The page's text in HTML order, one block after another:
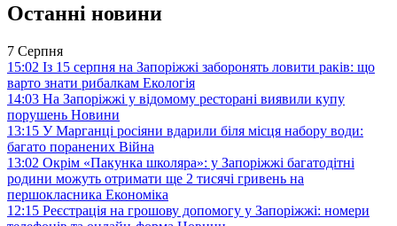
Останні новини
7 Серпня
15:02 Із 15 серпня на Запоріжжі заборонять ловити раків: що
варто знати рибалкам Екологія
14:03 На Запоріжжі у відомому ресторані виявили купу
порушень Новини
13:15 У Марганці росіяни вдарили біля місця набору води:
багато поранених Війна
13:02 Окрім «Пакунка школяра»: у Запоріжжі багатодітні
родини можуть отримати ще 2 тисячі гривень на
першокласника Економіка
12:15 Реєстрація на грошову допомогу у Запоріжжі: номери